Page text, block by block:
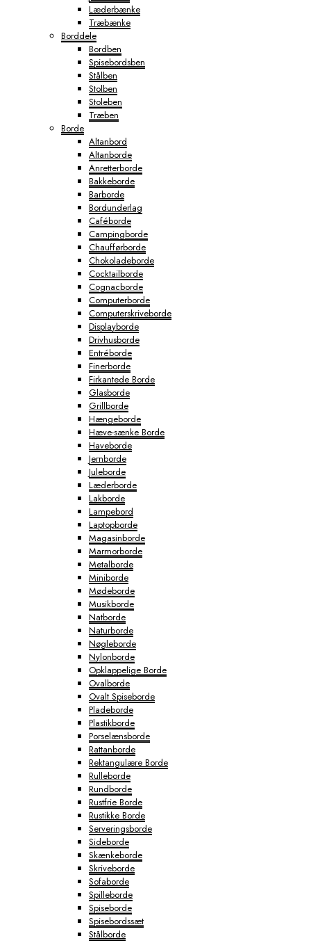
Læderbænke
Træbænke
Borddele
Bordben
Spisebordsben
Stålben
Stolben
Stoleben
Træben
Borde
Altanbord
Altanborde
Anretterborde
Bakkeborde
Barborde
Bordunderlag
Caféborde
Campingborde
Chaufførborde
Chokoladeborde
Cocktailborde
Cognacborde
Computerborde
Computerskriveborde
Displayborde
Drivhusborde
Entréborde
Finerborde
Firkantede Borde
Glasborde
Grillborde
Hængeborde
Hæve-sænke Borde
Haveborde
Jernborde
Juleborde
Læderborde
Lakborde
Lampebord
Laptopborde
Magasinborde
Marmorborde
Metalborde
Miniborde
Mødeborde
Musikborde
Natborde
Naturborde
Nøgleborde
Nylonborde
Opklappelige Borde
Ovalborde
Ovalt Spiseborde
Pladeborde
Plastikborde
Porselænsborde
Rattanborde
Rektangulære Borde
Rulleborde
Rundborde
Rustfrie Borde
Rustikke Borde
Serveringsborde
Sideborde
Skænkeborde
Skriveborde
Sofaborde
Spilleborde
Spiseborde
Spisebordssæt
Stålborde